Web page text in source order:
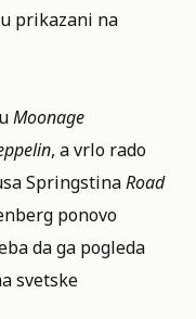
prikazani na
Moonage
, a vrlo rado
SpringstinaRoad
ponovo
da ga pogleda
svetske